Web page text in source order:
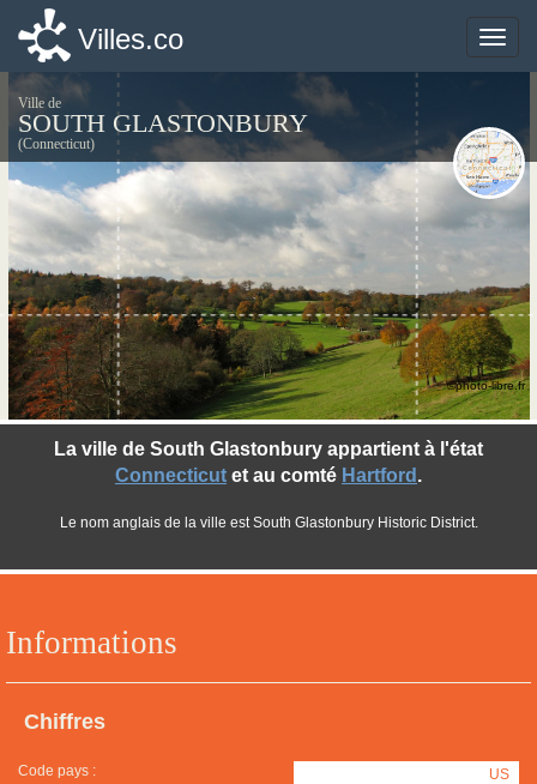
Toggle
Villes.co
Ville de
SOUTH GLASTONBURY
(Connecticut)
Informations
Chiffres
Code pays : US
La ville de South Glastonbury appartient à l'état
Connecticut et au comté Hartford .
Le nom anglais de la ville est South Glastonbury Historic District.
©photo-libre.fr
Toggle
Villes.co